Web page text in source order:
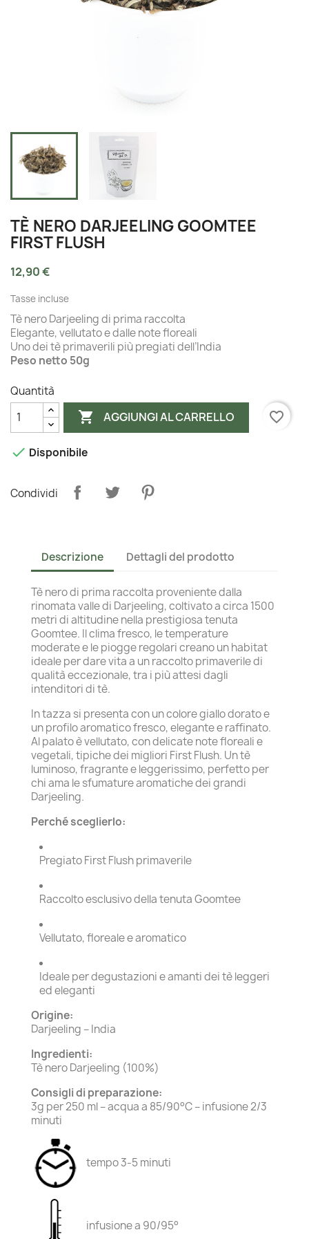
TÈ NERO DARJEELING GOOMTEE
FIRST FLUSH
12,90 €
Tasse incluse
Tè nero Darjeeling di prima raccolta
Elegante, vellutato e dalle note floreali
Uno dei tè primaverili più pregiati dell’India
Peso netto 50g
Quantità
 AGGIUNGI AL CARRELLO favorite_border
 Disponibile
Condividi
Descrizione Dettagli del prodotto
Tè nero di prima raccolta proveniente dalla
rinomata valle di Darjeeling, coltivato a circa 1500
metri di altitudine nella prestigiosa tenuta
Goomtee. Il clima fresco, le temperature
moderate e le piogge regolari creano un habitat
ideale per dare vita a un raccolto primaverile di
qualità eccezionale, tra i più attesi dagli
intenditori di tè.
In tazza si presenta con un colore giallo dorato e
un profilo aromatico fresco, elegante e raffinato.
Al palato è vellutato, con delicate note floreali e
vegetali, tipiche dei migliori First Flush. Un tè
luminoso, fragrante e leggerissimo, perfetto per
chi ama le sfumature aromatiche dei grandi
Darjeeling.
Perché sceglierlo:
Pregiato First Flush primaverile
Raccolto esclusivo della tenuta Goomtee
Vellutato, floreale e aromatico
Ideale per degustazioni e amanti dei tè leggeri
ed eleganti
Origine:
Darjeeling – India
Ingredienti:
Tè nero Darjeeling (100%)
Consigli di preparazione:
3g per 250 ml – acqua a 85/90°C – infusione 2/3
minuti
tempo 3-5 minuti
infusione a 90/95°